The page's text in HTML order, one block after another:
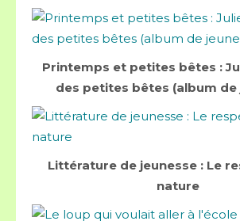
Printemps et petites bêtes :
des petites bêtes (album de
Littérature de jeunesse : Le
nature